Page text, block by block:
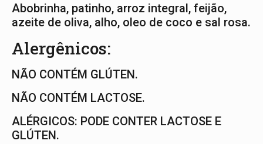
Abobrinha, patinho, arroz integral, feijão,
azeite de oliva, alho, oleo de coco e sal rosa.
Alergênicos:
NÃO CONTÉM GLÚTEN.
NÃO CONTÉM LACTOSE.
ALÉRGICOS: PODE CONTER LACTOSE E
GLÚTEN.